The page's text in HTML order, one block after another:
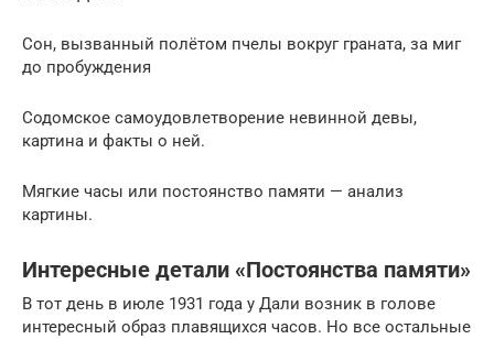
Сон, вызванный полётом пчелы вокруг граната, за миг
до пробуждения
Содомское самоудовлетворение невинной девы,
картина и факты о ней.
Мягкие часы или постоянство памяти — анализ
картины.
Интересные детали «Постоянства памяти»
В тот день в июле 1931 года у Дали возник в голове
интересный образ плавящихся часов. Но все остальные